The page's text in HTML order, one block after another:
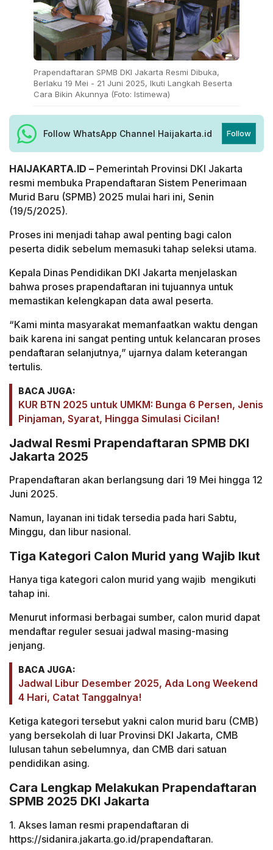
Prapendaftaran SPMB DKI Jakarta Resmi Dibuka,
Berlaku 19 Mei - 21 Juni 2025, Ikuti Langkah Beserta
Cara Bikin Akunnya (Foto: Istimewa)
Follow WhatsApp Channel Haijakarta.id Follow
HAIJAKARTA.ID – Pemerintah Provinsi DKI Jakarta
resmi membuka Prapendaftaran Sistem Penerimaan
Murid Baru (SPMB) 2025 mulai hari ini, Senin
(19/5/2025).
Proses ini menjadi tahap awal penting bagi calon
peserta didik sebelum memasuki tahap seleksi utama.
Kepala Dinas Pendidikan DKI Jakarta menjelaskan
bahwa proses prapendaftaran ini tujuannya untuk
memastikan kelengkapan data awal peserta.
“Kami minta masyarakat memanfaatkan waktu dengan
baik karena ini sangat penting untuk kelancaran proses
pendaftaran selanjutnya,” ujarnya dalam keterangan
tertulis.
BACA JUGA:
KUR BTN 2025 untuk UMKM: Bunga 6 Persen, Jenis
Pinjaman, Syarat, Hingga Simulasi Cicilan!
Jadwal Resmi Prapendaftaran SPMB DKI
Jakarta 2025
Prapendaftaran akan berlangsung dari 19 Mei hingga 12
Juni 2025.
Namun, layanan ini tidak tersedia pada hari Sabtu,
Minggu, dan libur nasional.
Tiga Kategori Calon Murid yang Wajib Ikut
Hanya tiga kategori calon murid yang wajib mengikuti
tahap ini.
Menurut informasi berbagai sumber, calon murid dapat
mendaftar reguler sesuai jadwal masing-masing
jenjang.
BACA JUGA:
Jadwal Libur Desember 2025, Ada Long Weekend
4 Hari, Catat Tanggalnya!
Ketiga kategori tersebut yakni calon murid baru (CMB)
yang bersekolah di luar Provinsi DKI Jakarta, CMB
lulusan tahun sebelumnya, dan CMB dari satuan
pendidikan asing.
Cara Lengkap Melakukan Prapendaftaran
SPMB 2025 DKI Jakarta
1. Akses laman resmi prapendaftaran di
https://sidanira.jakarta.go.id/prapendaftaran.